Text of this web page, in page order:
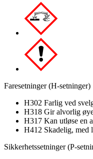
Faresetninger (H-setninger)
H302 Farlig ved
H318 Gir alvorlig
H317 Kan utløse en
H412 Skadelig, med
Sikkerhetssetninger (P-